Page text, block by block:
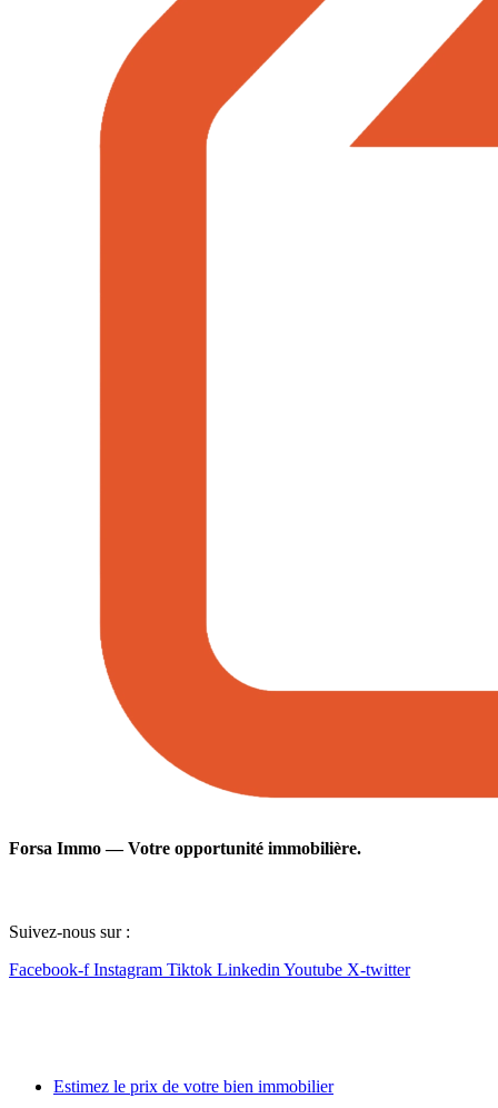
Forsa Immo — Votre opportunité immobilière.
Suivez-nous sur :
Facebook-f Instagram Tiktok Linkedin Youtube X-twitter
Estimez le prix de votre bien immobilier